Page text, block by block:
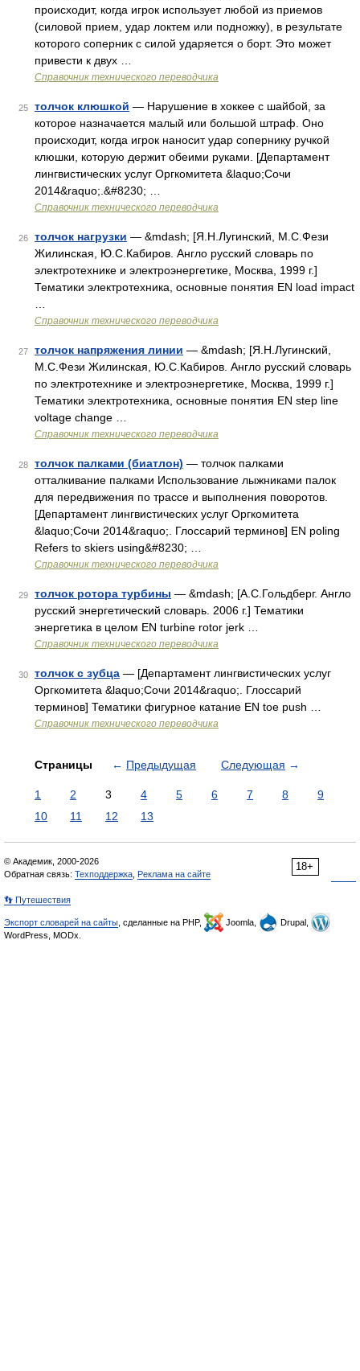
происходит, когда игрок использует любой из приемов
(силовой прием, удар локтем или подножку), в результате
которого соперник с силой ударяется о борт. Это может
привести к двух …
Справочник технического переводчика
25 толчок клюшкой — Нарушение в хоккее с шайбой, за
которое назначается малый или большой штраф. Оно
происходит, когда игрок наносит удар сопернику ручкой
клюшки, которую держит обеими руками. [Департамент
лингвистических услуг Оргкомитета &laquo;Сочи
2014&raquo;.&#8230; …
Справочник технического переводчика
26 толчок нагрузки — &mdash; [Я.Н.Лугинский, М.С.Фези
Жилинская, Ю.С.Кабиров. Англо русский словарь по
электротехнике и электроэнергетике, Москва, 1999 г.]
Тематики электротехника, основные понятия EN load impact
Справочник технического переводчика
27 толчок напряжения линии — &mdash; [Я.Н.Лугинский,
М.С.Фези Жилинская, Ю.С.Кабиров. Англо русский словарь
по электротехнике и электроэнергетике, Москва, 1999 г.]
Тематики электротехника, основные понятия EN step line
voltage change …
Справочник технического переводчика
28 толчок палками (биатлон) — толчок палками
отталкивание палками Использование лыжниками палок
для передвижения по трассе и выполнения поворотов.
[Департамент лингвистических услуг Оргкомитета
&laquo;Сочи 2014&raquo;. Глоссарий терминов] EN poling
Refers to skiers using&#8230; …
Справочник технического переводчика
29 толчок ротора турбины — &mdash; [А.С.Гольдберг. Англо
русский энергетический словарь. 2006 г.] Тематики
энергетика в целом EN turbine rotor jerk …
Справочник технического переводчика
30 толчок с зубца — [Департамент лингвистических услуг
Оргкомитета &laquo;Сочи 2014&raquo;. Глоссарий
терминов] Тематики фигурное катание EN toe push …
Справочник технического переводчика
Страницы ← Предыдущая Следующая →
1 2 3 4 5 6 7 8
9
10
11 12 13
18+
© Академик, 2000-2026
Обратная связь: Техподдержка Реклама на сайте
👣 Путешествия
Экспорт словарей на сайты , сделанные на PHP, Joomla,
Drupal,
WordPress, MODx.